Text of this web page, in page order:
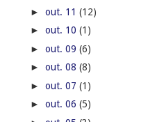
► out. 11 (12)
► out. 10 (1)
► out. 09 (6)
► out. 08 (8)
► out. 07 (1)
► out. 06 (5)